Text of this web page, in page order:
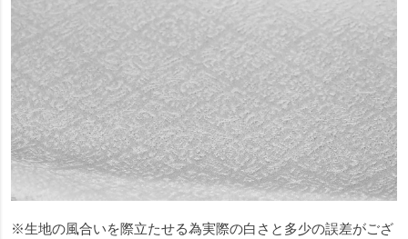
※生地の風合いを際立たせる為実際の白さと多少の誤差がござ